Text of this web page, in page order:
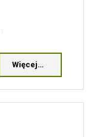
Więcej…